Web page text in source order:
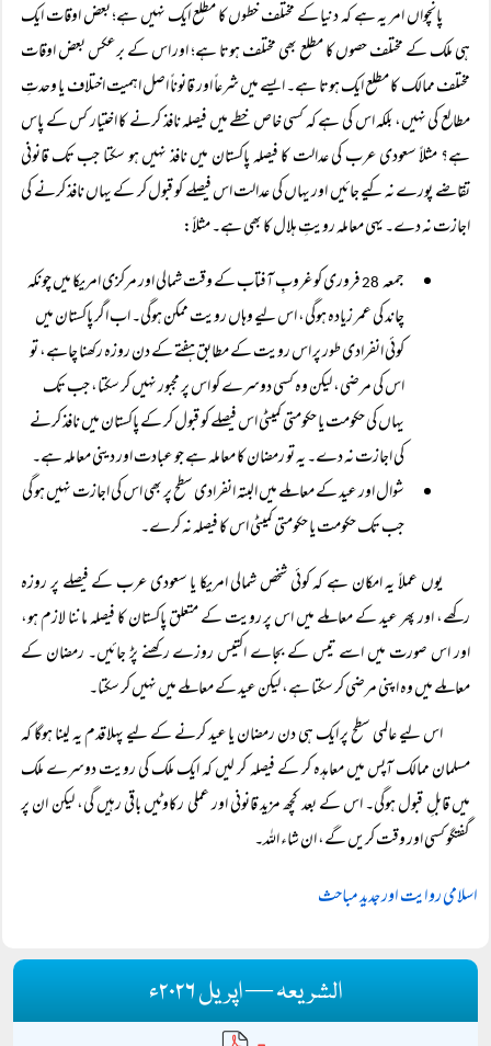
پانچواں امر یہ ہے کہ دنیا کے مختلف خطوں کا مطلع ایک نہیں ہے؛ بعض اوقات ایک
ہی ملک کے مختلف حصوں کا مطلع بھی مختلف ہوتا ہے؛ اور اس کے برعکس بعض اوقات
مختلف ممالک کا مطلع ایک ہوتا ہے۔ ایسے میں شرعاً اور قانوناً اصل اہمیت اختلاف یا وحدتِ
مطالع کی نہیں، بلکہ اس کی ہے کہ کسی خاص خطے میں فیصلہ نافذ کرنے کا اختیار کس کے پاس
ہے؟ مثلاً سعودی عرب کی عدالت کا فیصلہ پاکستان میں نافذ نہیں ہو سکتا جب تک قانونی
تقاضے پورے نہ کیے جائیں اور یہاں کی عدالت اس فیصلے کو قبول کر کے یہاں نافذ کرنے کی
اجازت نہ دے۔ یہی معاملہ رویتِ ہلال کا بھی ہے۔ مثلاً:
جمعہ
فروری کو غروبِ آفتاب کے وقت شمالی اور مرکزی امریکا میں چونکہ
چاند کی عمر زیادہ ہوگی، اس لیے وہاں رویت ممکن ہوگی۔ اب اگر پاکستان میں
کوئی انفرادی طور پر اس رویت کے مطابق ہفتے کے دن روزہ رکھنا چاہے، تو
اس کی مرضی، لیکن وہ کسی دوسرے کو اس پر مجبور نہیں کر سکتا، جب تک
یہاں کی حکومت یا حکومتی کمیٹی اس فیصلے کو قبول کر کے پاکستان میں نافذ کرنے
کی اجازت نہ دے۔ یہ تو رمضان کا معاملہ ہے جو عبادت اور دینی معاملہ ہے۔
شوال اور عید کے معاملے میں البتہ انفرادی سطح پر بھی اس کی اجازت نہیں ہو گی
جب تک حکومت یا حکومتی کمیٹی اس کا فیصلہ نہ کرے۔
یوں عملاً یہ امکان ہے کہ کوئی شخص شمالی امریکا یا سعودی عرب کے فیصلے پر روزہ
رکھے، اور پھر عید کے معاملے میں اس پر رویت کے متعلق پاکستان کا فیصلہ ماننا لازم ہو،
اور اس صورت میں اسے تیس کے بجاے اکتیس روزے رکھنے پڑ جائیں۔ رمضان کے
معاملے میں وہ اپنی مرضی کر سکتا ہے، لیکن عید کے معاملے میں نہیں کر سکتا۔
اس لیے عالمی سطح پر ایک ہی دن رمضان یا عید کرنے کے لیے پہلا قدم یہ لینا ہوگا کہ
مسلمان ممالک آپس میں معاہدہ کر کے فیصلہ کر لیں کہ ایک ملک کی رویت دوسرے ملک
میں قابلِ قبول ہوگی۔ اس کے بعد کچھ مزید قانونی اور عملی رکاوٹیں باقی رہیں گی، لیکن ان پر
گفتگو کسی اور وقت کریں گے، ان شاء اللہ۔
اسلامی روایت اور جدید مباحث
الشریعہ — اپریل ۲۰۲۶ء